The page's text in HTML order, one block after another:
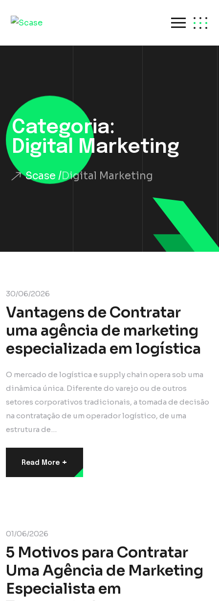
Categoria:
Digital Marketing
Scase Digital Marketing
30/06/2026
Vantagens de Contratar
uma agência de marketing
especializada em logística
O mercado de logística e supply chain opera sob uma
dinâmica única. Diferente do varejo ou de outros
setores corporativos tradicionais, a tomada de decisão
na contratação de um operador logístico, de uma
estrutura de…
Read More +
01/06/2026
5 Motivos para Contratar
Uma Agência de Marketing
Especialista em